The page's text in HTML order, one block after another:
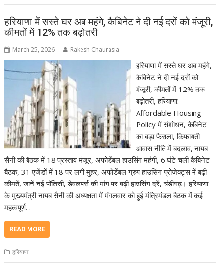
हरियाणा में सस्ते घर अब महंगे, कैबिनेट ने दी नई दरों को मंजूरी,
कीमतों में 12% तक बढ़ोतरी
March 25, 2026 Rakesh Chaurasia
हरियाणा में सस्ते घर अब महंगे,
कैबिनेट ने दी नई दरों को
मंजूरी, कीमतों में 12% तक
बढ़ोतरी, हरियाणा:
Affordable Housing
Policy में संशोधन, कैबिनेट
का बड़ा फैसला, किफायती
आवास नीति में बदलाव, नायब
सैनी की बैठक में 18 प्रस्ताव मंजूर, अफोर्डेबल हाउसिंग महंगी, 6 घंटे चली कैबिनेट
बैठक, 31 एजेंडों में 18 पर लगी मुहर, अफोर्डेबल ग्रुप हाउसिंग प्रोजेक्ट्स में बढ़ी
कीमतें, जानें नई पॉलिसी, डेवलपर्स की मांग पर बढ़ी हाउसिंग दरें, चंडीगढ़। हरियाणा
के मुख्यमंत्री नायब सैनी की अध्यक्षता में मंगलवार को हुई मंत्रिमंडल बैठक में कई
महत्वपूर्ण…
READ MORE
हरियाणा